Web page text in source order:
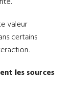
valeur
certains
les sources